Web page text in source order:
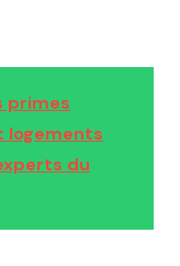
primes
logements
du